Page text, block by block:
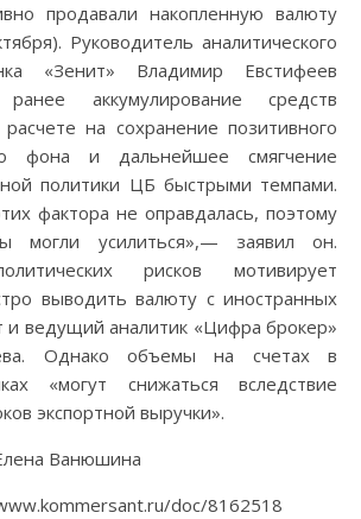
продавали накопленную валюту
Руководитель аналитического
«Зенит» Владимир Евстифеев
аккумулирование средств
на сохранение позитивного
фона и дальнейшее смягчение
политики ЦБ быстрыми темпами.
фактора не оправдалась, поэтому
могли усилиться»,— заявил он.
рисков мотивирует
выводить валюту с иностранных
и ведущий аналитик «Цифра брокер»
Однако объемы на счетах в
«могут снижаться вследствие
экспортной выручки».
Ванюшина
doc/8162518